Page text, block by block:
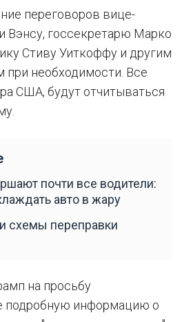
переговоров вице-
Вэнсу, госсекретарю Марко
Стиву Уиткоффу и другим
необходимости. Все
США, будут отчитываться
почти все водители:
авто в жару
схемы переправки
на просьбу
подробную информацию о